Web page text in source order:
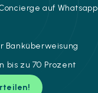
auf Whatsapp
Banküberweisung
bis zu 70 Prozent